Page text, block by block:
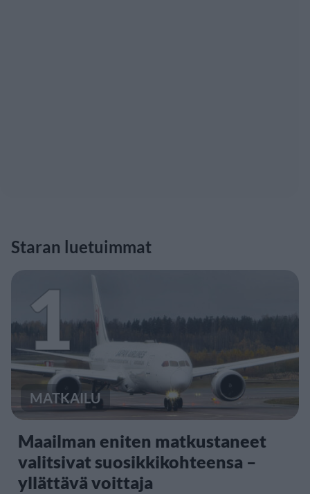
Staran luetuimmat
1
MATKAILU
Maailman eniten matkustaneet
valitsivat suosikkikohteensa –
yllättävä voittaja